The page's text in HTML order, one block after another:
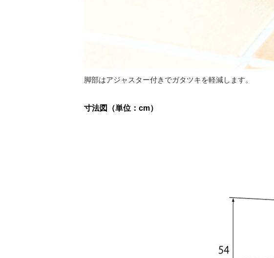
脚部はアジャスター付きでガタツキを軽減します。
寸法図（単位：cm）